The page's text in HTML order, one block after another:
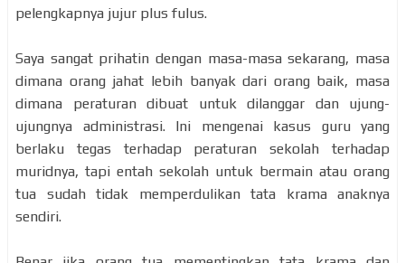
pelengkapnya jujur plus fulus.
Saya sangat prihatin dengan masa-masa sekarang, masa
dimana orang jahat lebih banyak dari orang baik, masa
dimana peraturan dibuat untuk dilanggar dan ujung-
ujungnya administrasi. Ini mengenai kasus guru yang
berlaku tegas terhadap peraturan sekolah terhadap
muridnya, tapi entah sekolah untuk bermain atau orang
tua sudah tidak memperdulikan tata krama anaknya
sendiri.